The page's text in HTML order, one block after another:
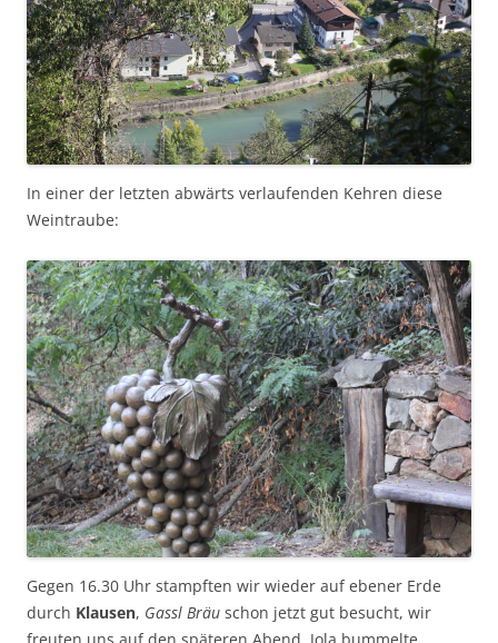
In einer der letzten abwärts verlaufenden Kehren diese
Weintraube:
Gegen 16.30 Uhr stampften wir wieder auf ebener Erde
durch Klausen, Gassl Bräu schon jetzt gut besucht, wir